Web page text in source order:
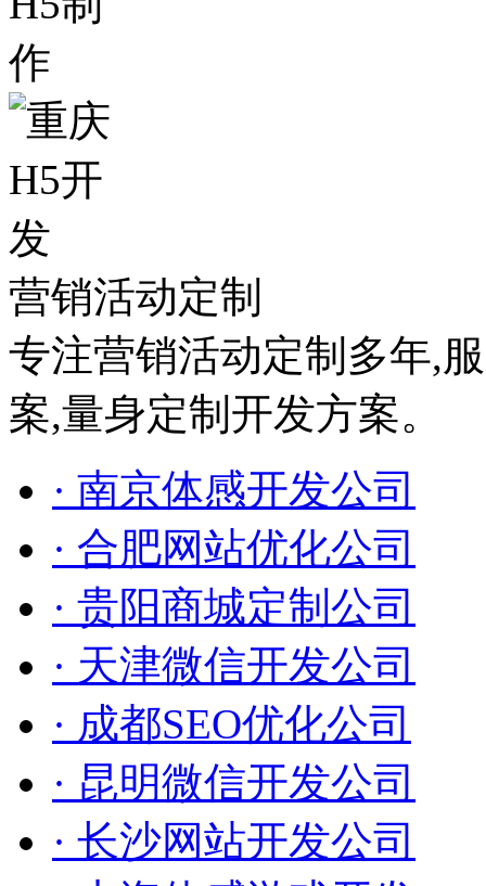
营销活动定制
专注营销活动定制多年,
案,量身定制开发方案。
· 南京体感开发公司
· 合肥网站优化公司
· 贵阳商城定制公司
· 天津微信开发公司
· 成都SEO优化公司
· 昆明微信开发公司
· 长沙网站开发公司